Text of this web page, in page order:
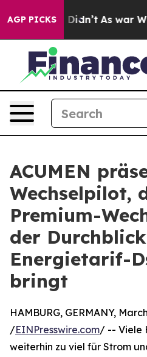
AGP PICKS
Well, it Didn’t As war With
ACUMEN
Wechselpilot,
Premium-
der
Energietarif-
bringt
HAMBURG, GERMANY,
/EINPresswire.com/ -- Viele
weiterhin zu viel für Strom